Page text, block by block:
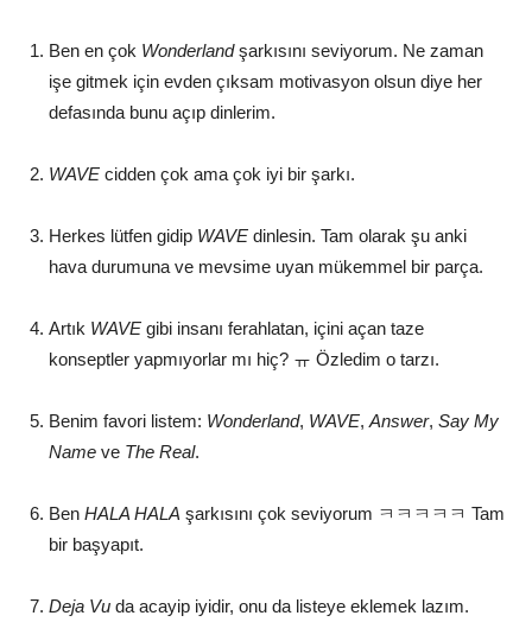
Ben en çok Wonderlandşarkısını seviyorum. Ne zaman
işe gitmek için evden çıksam motivasyon olsun diye her
defasında bunu açıp dinlerim.
WAVE cidden çok ama çok iyi bir şarkı.
Herkes lütfen gidip WAVE dinlesin. Tam olarak şu anki
hava durumuna ve mevsime uyan mükemmel bir parça.
Artık WAVE gibi insanı ferahlatan, içini açan taze
konseptler yapmıyorlar mı hiç? ㅠ Özledim o tarzı.
Benim favori listem: Wonderland, WAVE, Answer, Say My
Name ve The Real.
Ben HALA HALA şarkısını çok seviyorum ㅋㅋㅋㅋㅋ Tam
bir başyapıt.
Deja Vu da acayip iyidir, onu da listeye eklemek lazım.